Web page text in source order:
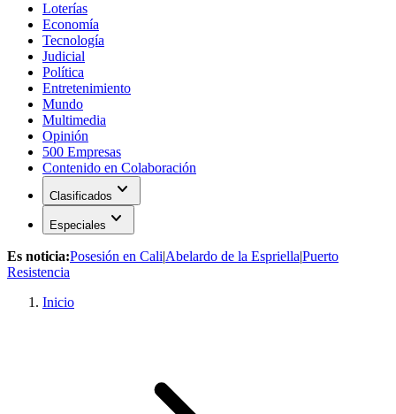
Loterías
Economía
Tecnología
Judicial
Política
Entretenimiento
Mundo
Multimedia
Opinión
500 Empresas
Contenido en Colaboración
Clasificados expand_more
Especiales expand_more
Es noticia:Posesión en Cali|Abelardo de la Espriella|Puerto
Resistencia
Inicio